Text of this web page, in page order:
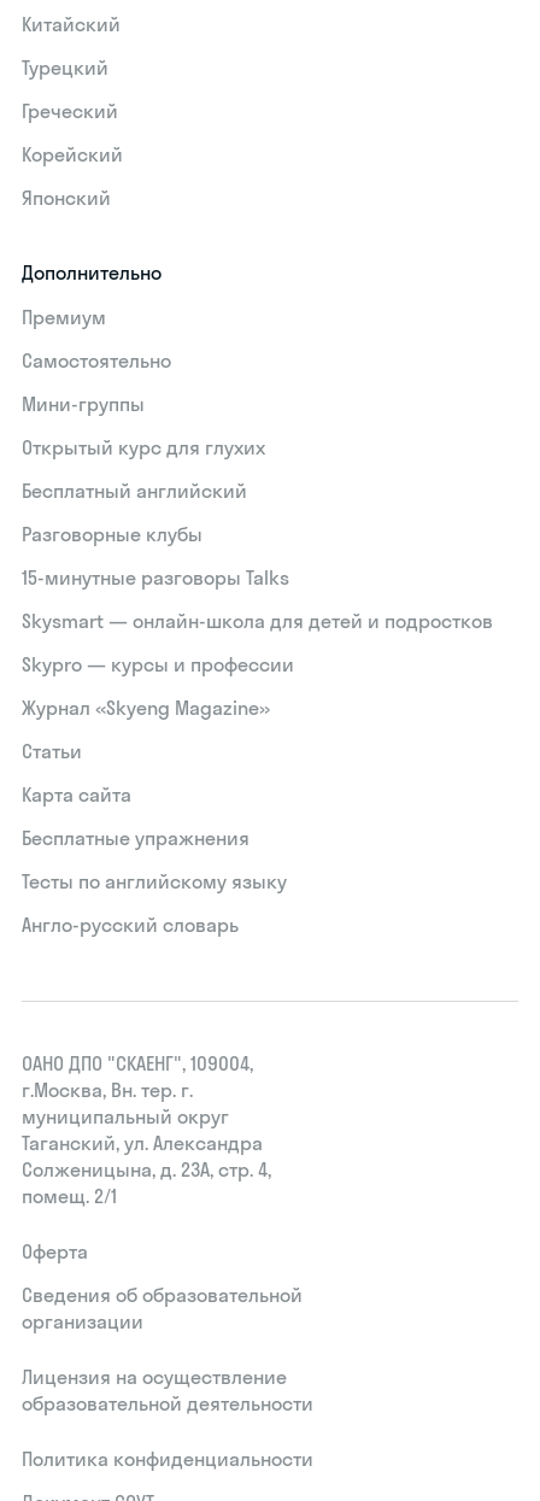
Китайский
Турецкий
Греческий
Корейский
Японский
Дополнительно
Премиум
Самостоятельно
Мини-группы
Открытый курс для глухих
Бесплатный английский
Разговорные клубы
15‑минутные разговоры Talks
Skysmart — онлайн-школа для детей и подростков
Skypro — курсы и профессии
Журнал «Skyeng Magazine»
Статьи
Карта сайта
Бесплатные упражнения
Тесты по английскому языку
Англо-русский словарь
ОАНО ДПО "СКАЕНГ", 109004,
г.Москва, Вн. тер. г.
муниципальный округ
Таганский, ул. Александра
Солженицына, д. 23А, стр. 4,
помещ. 2/1
Оферта
Сведения об образовательной
организации
Лицензия на осуществление
образовательной деятельности
Политика конфиденциальности